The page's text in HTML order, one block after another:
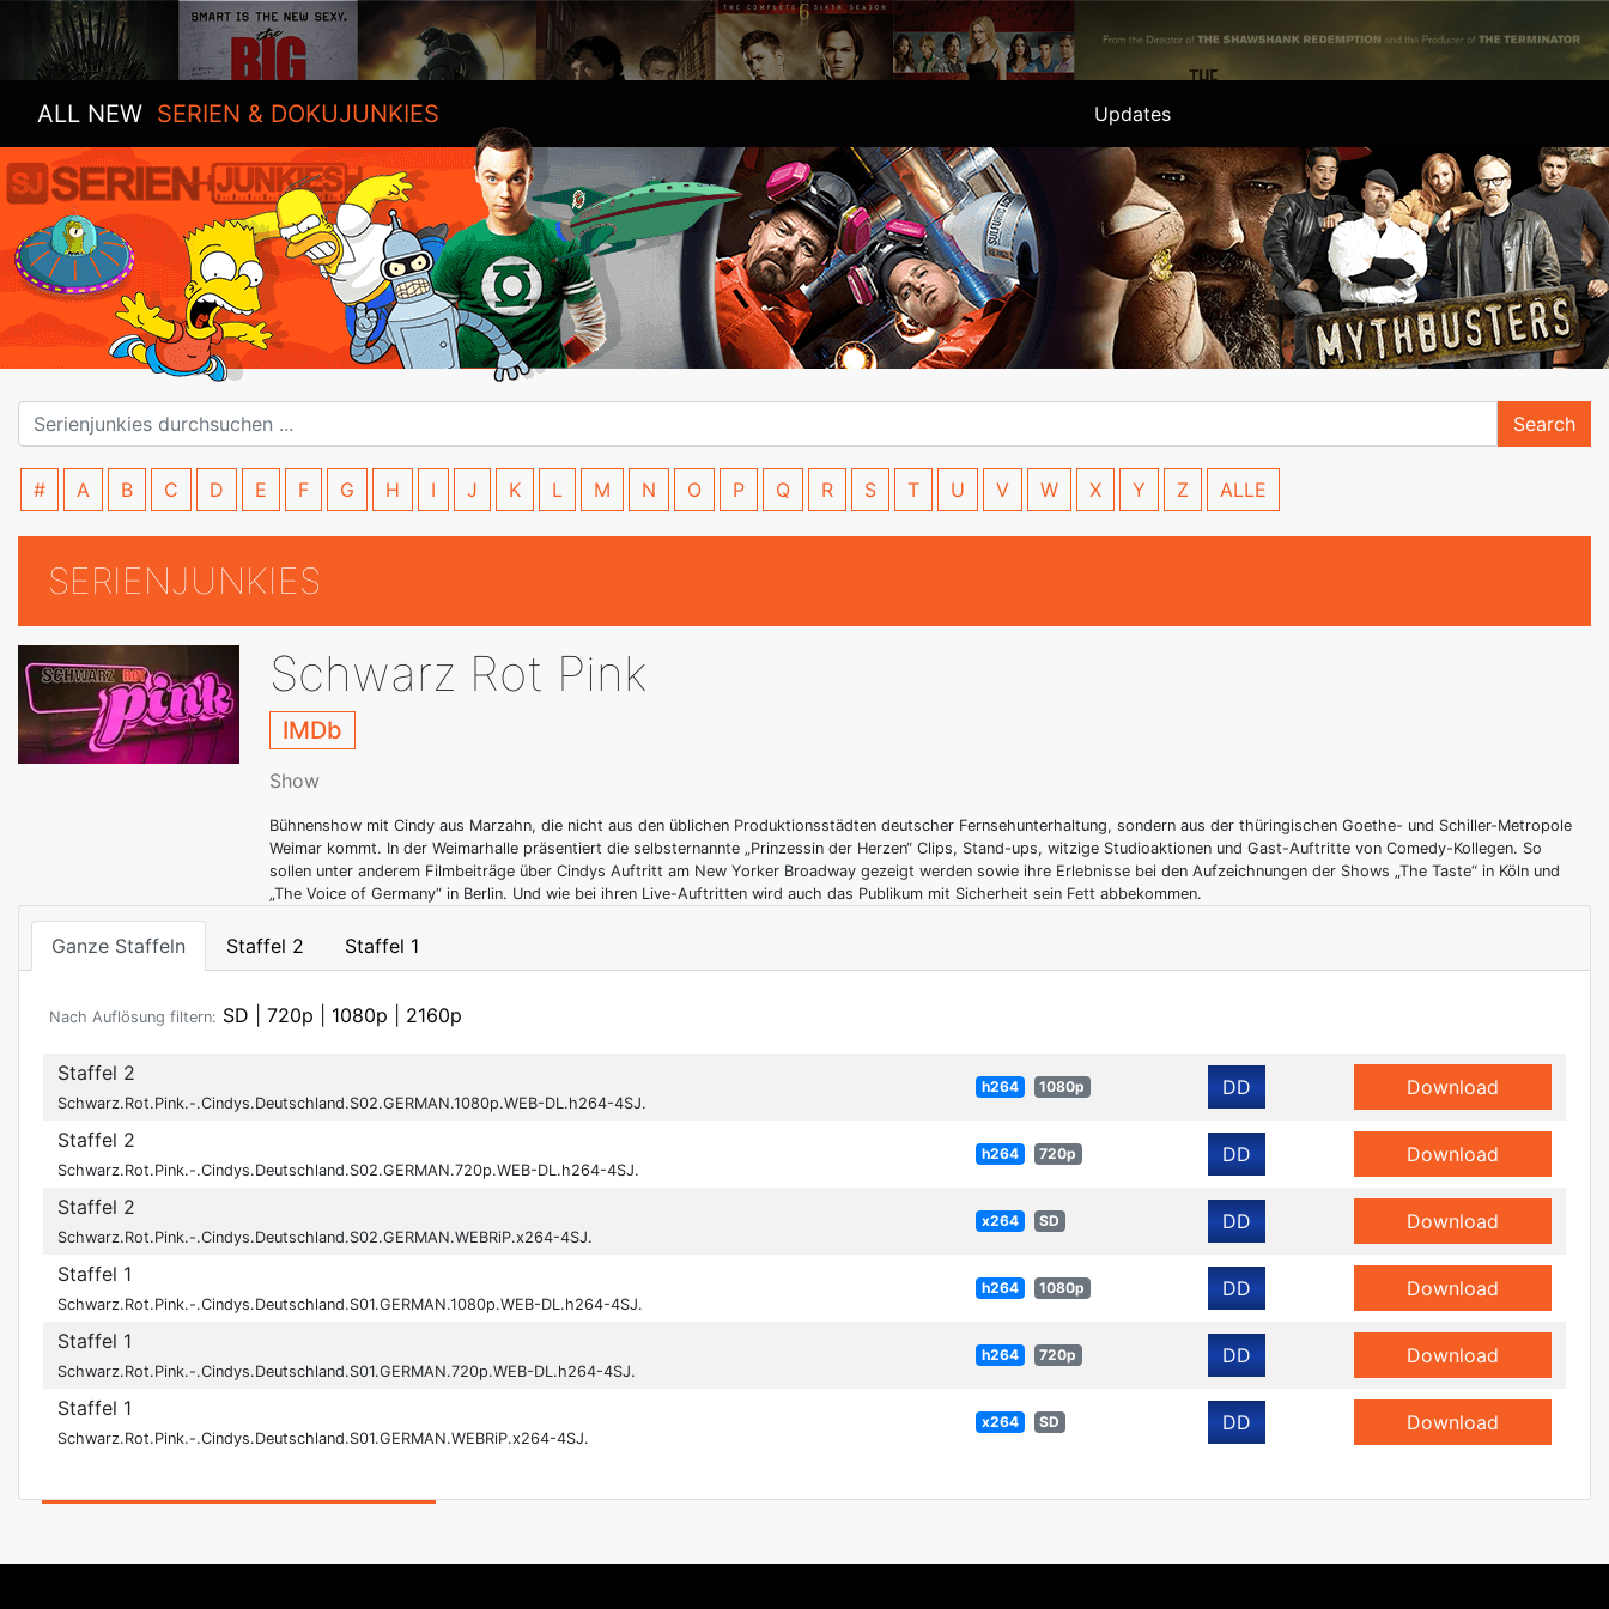
ALL NEW SERIEN & DOKUJUNKIES Updates
Search
# A B C D E F G H I J K L M N O P Q R S T U V W X Y Z ALLE
SERIENJUNKIES
Schwarz Rot Pink
IMDb
Show
Bühnenshow mit Cindy aus Marzahn, die nicht aus den üblichen Produktionsstädten deutscher Fernsehunterhaltung, sondern aus der thüringischen Goethe- und Schiller-Metropole
Weimar kommt. In der Weimarhalle präsentiert die selbsternannte „Prinzessin der Herzen“ Clips, Stand-ups, witzige Studioaktionen und Gast-Auftritte von Comedy-Kollegen. So
sollen unter anderem Filmbeiträge über Cindys Auftritt am New Yorker Broadway gezeigt werden sowie ihre Erlebnisse bei den Aufzeichnungen der Shows „The Taste“ in Köln und
„The Voice of Germany“ in Berlin. Und wie bei ihren Live-Auftritten wird auch das Publikum mit Sicherheit sein Fett abbekommen.
Ganze Staffeln Staffel 2 Staffel 1
Nach Auflösung filtern: SD 720p 1080p 2160p
Staffel 2
Schwarz.Rot.Pink.-.Cindys.Deutschland.S02.GERMAN.1080p.WEB-DL.h264-4SJ.
h264 1080p DD Download
Staffel 2
Schwarz.Rot.Pink.-.Cindys.Deutschland.S02.GERMAN.720p.WEB-DL.h264-4SJ.
h264 720p DD Download
Staffel 2
Schwarz.Rot.Pink.-.Cindys.Deutschland.S02.GERMAN.WEBRiP.x264-4SJ.
x264 SD DD Download
Staffel 1
Schwarz.Rot.Pink.-.Cindys.Deutschland.S01.GERMAN.1080p.WEB-DL.h264-4SJ.
h264 1080p DD Download
Staffel 1
Schwarz.Rot.Pink.-.Cindys.Deutschland.S01.GERMAN.720p.WEB-DL.h264-4SJ.
h264 720p DD Download
Staffel 1
Schwarz.Rot.Pink.-.Cindys.Deutschland.S01.GERMAN.WEBRiP.x264-4SJ.
x264 SD DD Download